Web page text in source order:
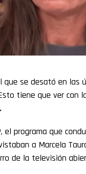
que se desató en las
tiene que ver con
el programa que
a Marcela
de la televisión